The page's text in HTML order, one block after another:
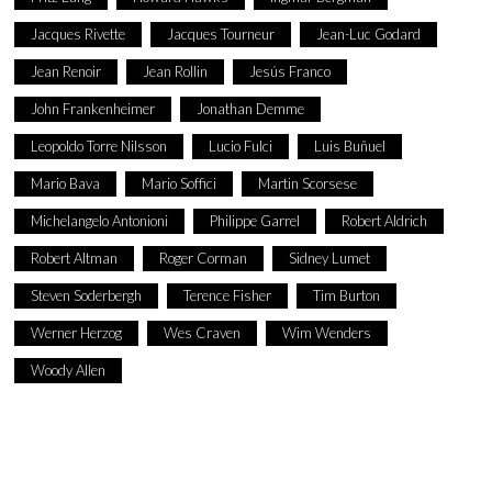
Jacques Rivette Jacques Tourneur Jean-Luc Godard
Jean Renoir Jean Rollin Jesús Franco
John Frankenheimer Jonathan Demme
Leopoldo Torre Nilsson Lucio Fulci Luis Buñuel
Mario Bava Mario Soffici Martin Scorsese
Michelangelo Antonioni Philippe Garrel Robert Aldrich
Robert Altman Roger Corman Sidney Lumet
Steven Soderbergh Terence Fisher Tim Burton
Werner Herzog Wes Craven Wim Wenders
Woody Allen